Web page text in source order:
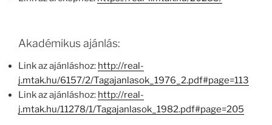
Akadémikus ajánlás:
Link az ajánláshoz: http://real-
j.mtak.hu/6157/2/Tagajanlasok_1976_2.pdf#page=113
Link az ajánláshoz: http://real-
j.mtak.hu/11278/1/Tagajanlasok_1982.pdf#page=205